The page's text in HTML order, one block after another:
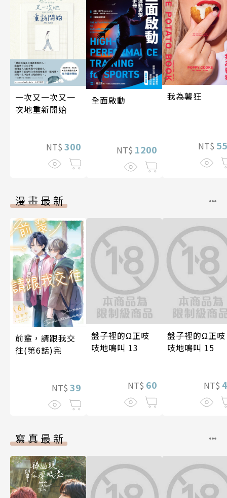
一次又一次又一
次地重新開始
NT$ 300
全面啟動
NT$ 1200
我為薯狂
NT$
漫畫最新
前輩，請跟我交
往(第6話)完
NT$ 39
盤子裡的Ω正吱
吱地鳴叫 13
NT$ 60
盤子裡的Ω正吱
吱地鳴叫 15
NT$
寫真最新